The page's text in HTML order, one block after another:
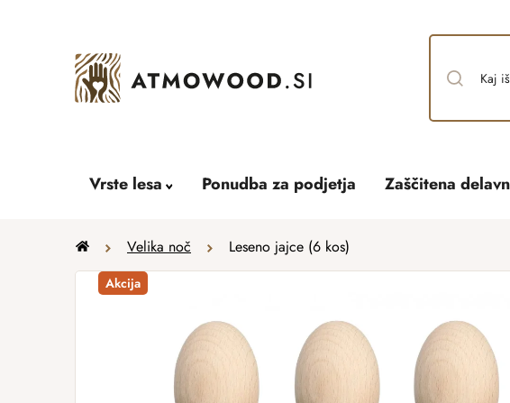
Vrste lesa Ponudba za podjetja Zaščitena
Home Velika noč Leseno jajce (6 kos)
Akcija